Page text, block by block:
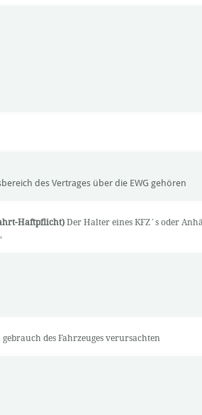
des Vertrages über die EWG gehören
Haftpflicht) Der Halter eines KFZ´s oder
des Fahrzeuges verursachten